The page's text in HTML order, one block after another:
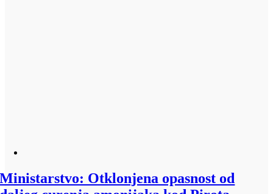
Ministarstvo: Otklonjena opasnost od